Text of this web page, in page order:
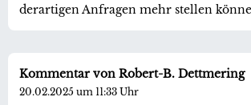
derartigen Anfragen mehr stellen
Kommentar von Robert-B. Dettmering
20.02.2025 um 11:33 Uhr